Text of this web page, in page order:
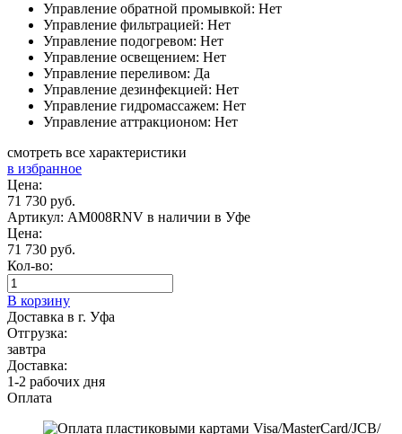
Управление обратной промывкой: Нет
Управление фильтрацией: Нет
Управление подогревом: Нет
Управление освещением: Нет
Управление переливом: Да
Управление дезинфекцией: Нет
Управление гидромассажем: Нет
Управление аттракционом: Нет
смотреть все характеристики
в избранное
Цена:
71 730 руб.
Артикул: AM008RNV в наличии в Уфе
Цена:
71 730 руб.
Кол-во:
В корзину
Доставка в г. Уфа
Отгрузка:
завтра
Доставка:
1-2 рабочих дня
Оплата